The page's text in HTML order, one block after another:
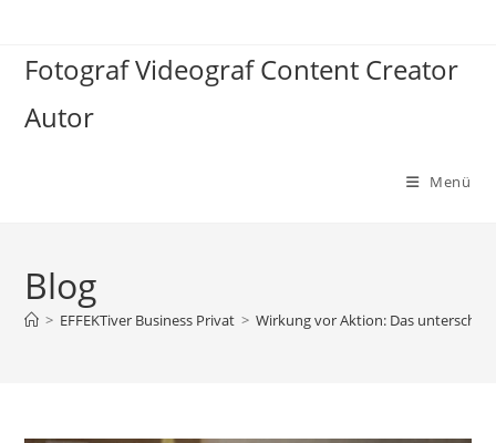
springen
Fotograf Videograf Content Creator
Autor
Menü
Blog
> EFFEKTiver Business Privat > Wirkung vor Aktion: Das